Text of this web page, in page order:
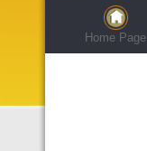
Home Page